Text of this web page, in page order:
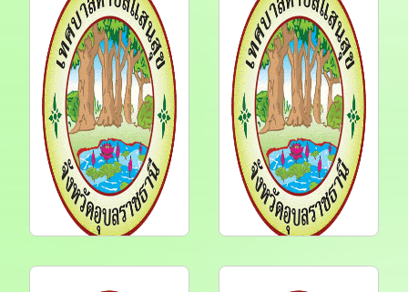
เครื่องพิมพ์
Multifunction แบบฉีด
หมึกพร้อมติดตั้งถังหมึก
พิมพ์ (Ink Tank Printe...
โครงการจ้างก่อสร้าง
ระบบระบายน้ำ หมู่ ๑ บ้าน
คำเจริญ สายทาง ซอย
ข้างบ้านเลขที่ ๗๙๕ โดย
วิ...